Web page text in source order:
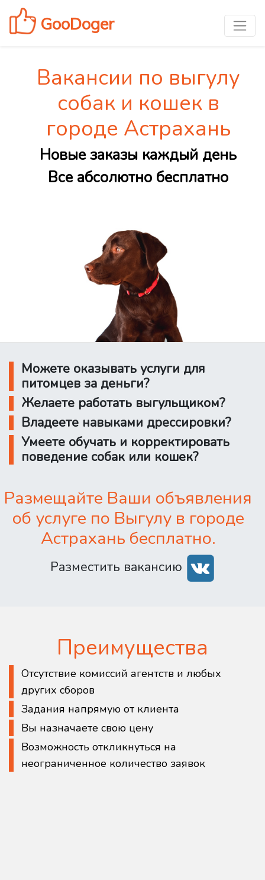
GooDoger
Вакансии по выгулу
собак и кошек в
городе Астрахань
Новые заказы каждый день
Все абсолютно бесплатно
Можете оказывать услуги для
питомцев за деньги?
Желаете работать выгульщиком?
Владеете навыками дрессировки?
Умеете обучать и корректировать
поведение собак или кошек?
Размещайте Ваши объявления
об услуге по Выгулу в городе
Астрахань бесплатно.
Разместить вакансию
Преимущества
Отсутствие комиссий агентств и любых
других сборов
Задания напрямую от клиента
Вы назначаете свою цену
Возможность откликнуться на
неограниченное количество заявок